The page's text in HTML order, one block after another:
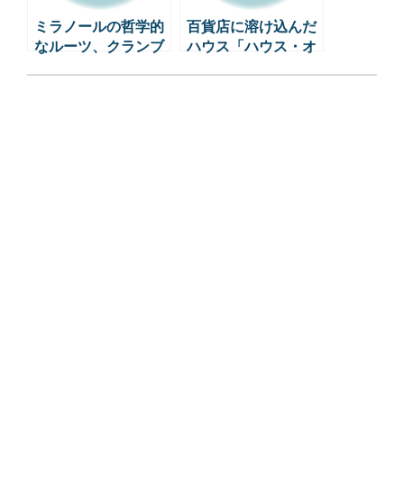
ミラノールの哲学的
なルーツ、クランブ
百貨店に溶け込んだ
ハウス「ハウス・オ